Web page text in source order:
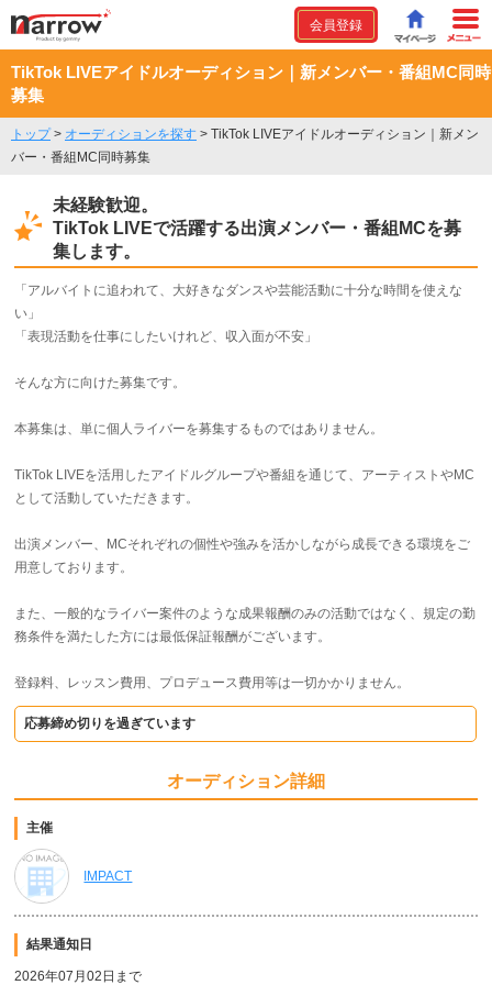
会員登録
TikTok LIVEアイドルオーディション｜新メンバー・番組MC同時
募集
トップ> オーディションを探す > TikTok LIVEアイドルオーディション｜新メン
バー・番組MC同時募集
未経験歓迎。
TikTok LIVEで活躍する出演メンバー・番組MCを募
集します。
「アルバイトに追われて、大好きなダンスや芸能活動に十分な時間を使えな
い」
「表現活動を仕事にしたいけれど、収入面が不安」
そんな方に向けた募集です。
本募集は、単に個人ライバーを募集するものではありません。
TikTok LIVEを活用したアイドルグループや番組を通じて、アーティストやMC
として活動していただきます。
出演メンバー、MCそれぞれの個性や強みを活かしながら成長できる環境をご
用意しております。
また、一般的なライバー案件のような成果報酬のみの活動ではなく、規定の勤
務条件を満たした方には最低保証報酬がございます。
登録料、レッスン費用、プロデュース費用等は一切かかりません。
応募締め切りを過ぎています
オーディション詳細
主催
IMPACT
結果通知日
2026年07月02日まで